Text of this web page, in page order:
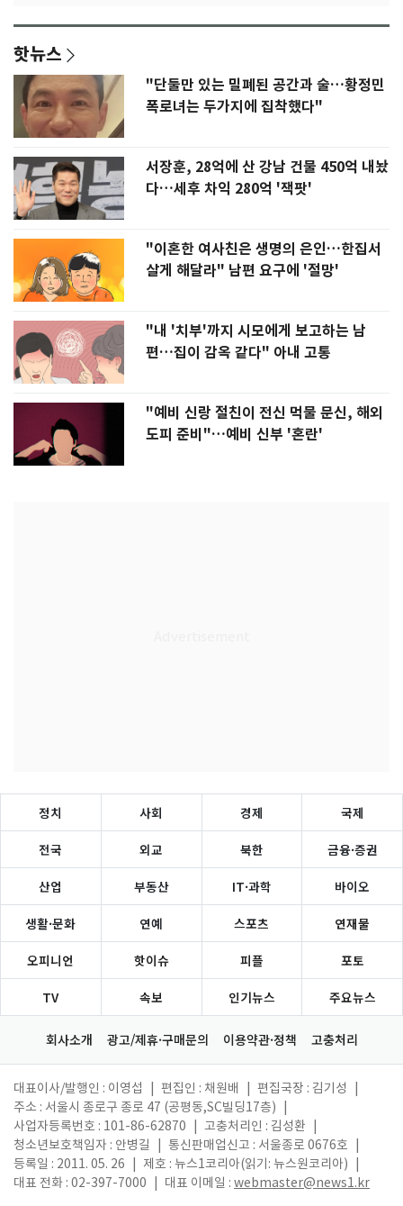
핫뉴스
"단둘만 있는 밀폐된 공간과 술…황정민
폭로녀는 두가지에 집착했다"
서장훈, 28억에 산 강남 건물 450억 내놨
다…세후 차익 280억 '잭팟'
"이혼한 여사친은 생명의 은인…한집서
살게 해달라" 남편 요구에 '절망'
"내 '치부'까지 시모에게 보고하는 남
편…집이 감옥 같다" 아내 고통
"예비 신랑 절친이 전신 먹물 문신, 해외
도피 준비"…예비 신부 '혼란'
정치 사회 경제 국제
전국 외교 북한 금융·증권
산업 부동산 IT·과학 바이오
생활·문화 연예 스포츠 연재물
오피니언 핫이슈 피플 포토
TV 속보 인기뉴스 주요뉴스
회사소개 광고/제휴·구매문의 이용약관·정책 고충처리
대표이사/발행인 : 이영섭 편집인 : 채원배 편집국장 : 김기성
주소 : 서울시 종로구 종로 47 (공평동,SC빌딩17층)
사업자등록번호 : 101-86-62870
고충처리인 : 김성환
청소년보호책임자 : 안병길
통신판매업신고 : 서울종로 0676호
등록일 : 2011. 05. 26
제호 : 뉴스1코리아(읽기: 뉴스원코리아)
대표 전화 : 02-397-7000
대표 이메일 : webmaster@news1.kr